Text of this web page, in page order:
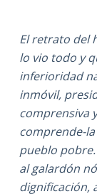
El retrato del
lo vio todo y
inferioridad
inmóvil,
comprensiva
comprende-
pueblo
al galardón
dignificación,